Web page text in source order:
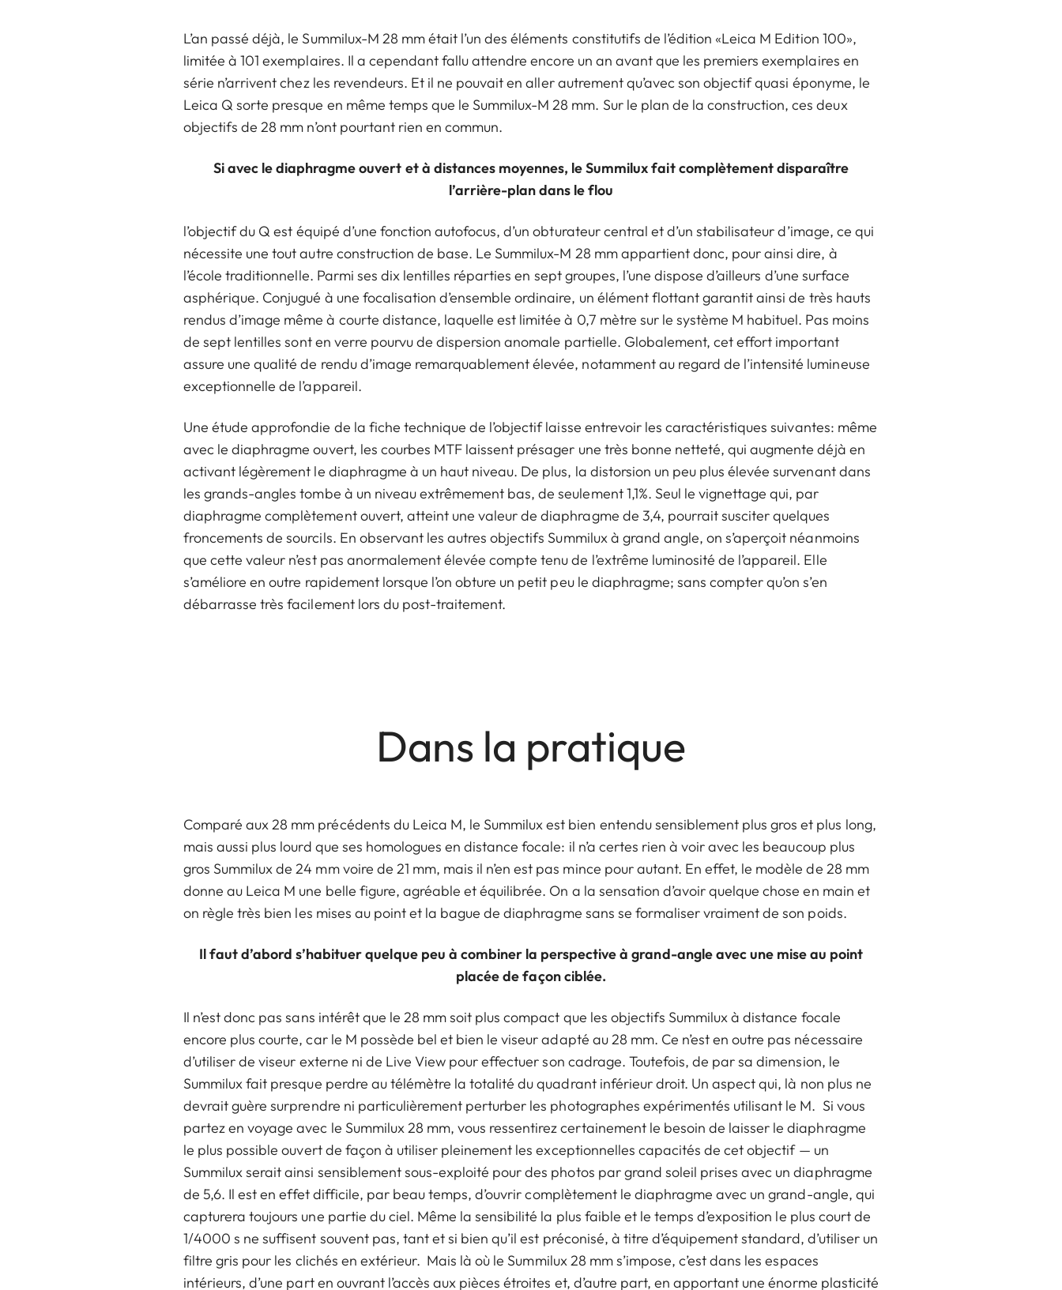
L’an passé déjà, le Summilux-M 28 mm était l’un des éléments constitutifs de l’édition «Leica M Edition 100»,
limitée à 101 exemplaires. Il a cependant fallu attendre encore un an avant que les premiers exemplaires en
série n’arrivent chez les revendeurs. Et il ne pouvait en aller autrement qu’avec son objectif quasi éponyme, le
Leica Q sorte presque en même temps que le Summilux-M 28 mm. Sur le plan de la construction, ces deux
objectifs de 28 mm n’ont pourtant rien en commun.
Si avec le diaphragme ouvert et à distances moyennes, le Summilux fait complètement disparaître
l’arrière-plan dans le flou
l’objectif du Q est équipé d’une fonction autofocus, d’un obturateur central et d’un stabilisateur d’image, ce qui
nécessite une tout autre construction de base. Le Summilux-M 28 mm appartient donc, pour ainsi dire, à
l’école traditionnelle. Parmi ses dix lentilles réparties en sept groupes, l’une dispose d’ailleurs d’une surface
asphérique. Conjugué à une focalisation d’ensemble ordinaire, un élément flottant garantit ainsi de très hauts
rendus d’image même à courte distance, laquelle est limitée à 0,7 mètre sur le système M habituel. Pas moins
de sept lentilles sont en verre pourvu de dispersion anomale partielle. Globalement, cet effort important
assure une qualité de rendu d’image remarquablement élevée, notamment au regard de l’intensité lumineuse
exceptionnelle de l’appareil.
Une étude approfondie de la fiche technique de l’objectif laisse entrevoir les caractéristiques suivantes: même
avec le diaphragme ouvert, les courbes MTF laissent présager une très bonne netteté, qui augmente déjà en
activant légèrement le diaphragme à un haut niveau. De plus, la distorsion un peu plus élevée survenant dans
les grands-angles tombe à un niveau extrêmement bas, de seulement 1,1%. Seul le vignettage qui, par
diaphragme complètement ouvert, atteint une valeur de diaphragme de 3,4, pourrait susciter quelques
froncements de sourcils. En observant les autres objectifs Summilux à grand angle, on s’aperçoit néanmoins
que cette valeur n’est pas anormalement élevée compte tenu de l’extrême luminosité de l’appareil. Elle
s’améliore en outre rapidement lorsque l’on obture un petit peu le diaphragme; sans compter qu’on s’en
débarrasse très facilement lors du post-traitement.
Dans la pratique
Comparé aux 28 mm précédents du Leica M, le Summilux est bien entendu sensiblement plus gros et plus long,
mais aussi plus lourd que ses homologues en distance focale: il n’a certes rien à voir avec les beaucoup plus
gros Summilux de 24 mm voire de 21 mm, mais il n’en est pas mince pour autant. En effet, le modèle de 28 mm
donne au Leica M une belle figure, agréable et équilibrée. On a la sensation d’avoir quelque chose en main et
on règle très bien les mises au point et la bague de diaphragme sans se formaliser vraiment de son poids.
Il faut d’abord s’habituer quelque peu à combiner la perspective à grand-angle avec une mise au point
placée de façon ciblée.
Il n’est donc pas sans intérêt que le 28 mm soit plus compact que les objectifs Summilux à distance focale
encore plus courte, car le M possède bel et bien le viseur adapté au 28 mm. Ce n’est en outre pas nécessaire
d’utiliser de viseur externe ni de Live View pour effectuer son cadrage. Toutefois, de par sa dimension, le
Summilux fait presque perdre au télémètre la totalité du quadrant inférieur droit. Un aspect qui, là non plus ne
devrait guère surprendre ni particulièrement perturber les photographes expérimentés utilisant le M. Si vous
partez en voyage avec le Summilux 28 mm, vous ressentirez certainement le besoin de laisser le diaphragme
le plus possible ouvert de façon à utiliser pleinement les exceptionnelles capacités de cet objectif — un
Summilux serait ainsi sensiblement sous-exploité pour des photos par grand soleil prises avec un diaphragme
de 5,6. Il est en effet difficile, par beau temps, d’ouvrir complètement le diaphragme avec un grand-angle, qui
capturera toujours une partie du ciel. Même la sensibilité la plus faible et le temps d’exposition le plus court de
1/4000 s ne suffisent souvent pas, tant et si bien qu’il est préconisé, à titre d’équipement standard, d’utiliser un
filtre gris pour les clichés en extérieur. Mais là où le Summilux 28 mm s’impose, c’est dans les espaces
intérieurs, d’une part en ouvrant l’accès aux pièces étroites et, d’autre part, en apportant une énorme plasticité